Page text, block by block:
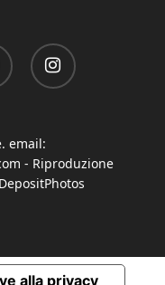
instagram
email:
- Riproduzione
alla privacy